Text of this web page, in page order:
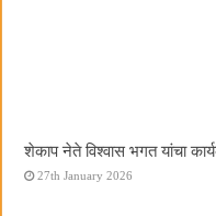
शेकाप नेते विश्वास भगत यांचा
27th January 2026